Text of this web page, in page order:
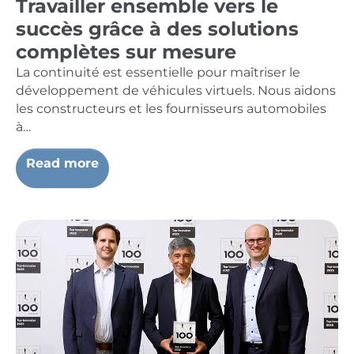
Travailler ensemble vers le
succès grâce à des solutions
complètes sur mesure
La continuité est essentielle pour maîtriser le
développement de véhicules virtuels. Nous aidons
les constructeurs et les fournisseurs automobiles
à…
Read more